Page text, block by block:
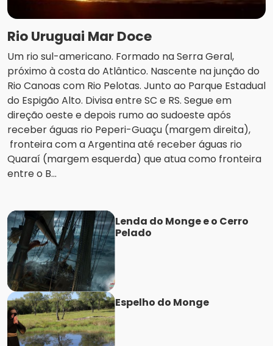
Rio Uruguai Mar Doce
Um rio sul-americano. Formado na Serra Geral,
próximo à costa do Atlântico. Nascente na junção do
Rio Canoas com Rio Pelotas. Junto ao Parque Estadual
do Espigão Alto. Divisa entre SC e RS. Segue em
direção oeste e depois rumo ao sudoeste após
receber águas rio Peperi-Guaçu (margem direita),
fronteira com a Argentina até receber águas rio
Quaraí (margem esquerda) que atua como fronteira
entre o B...
Lenda do Monge e o Cerro
Pelado
Espelho do Monge